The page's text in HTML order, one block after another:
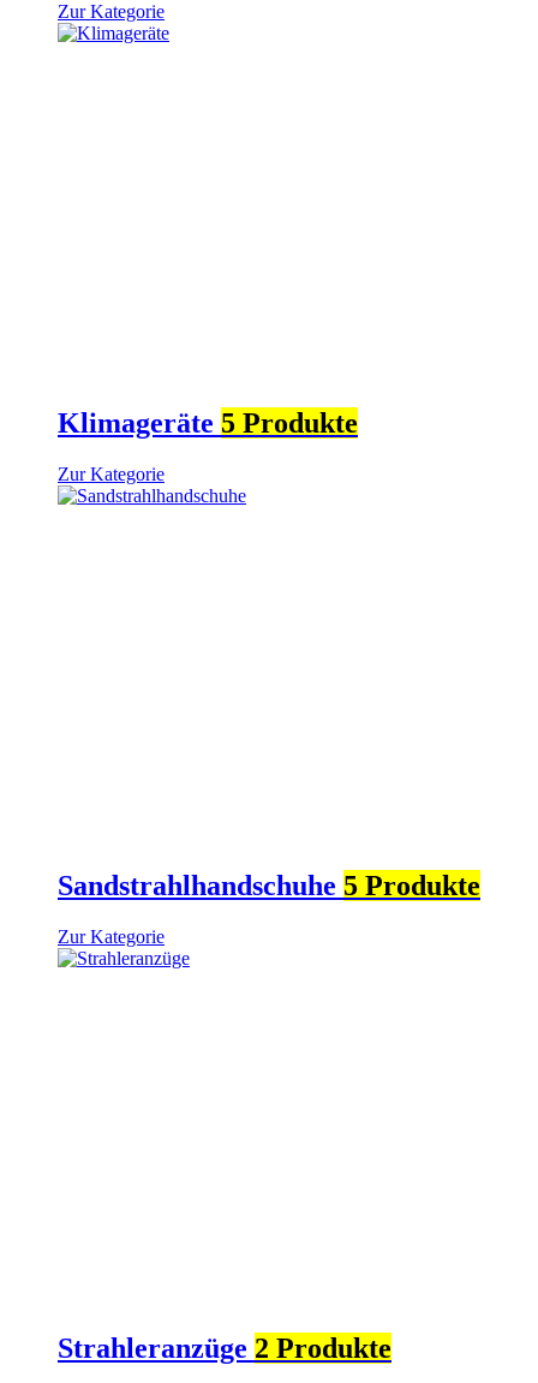
Zur Kategorie
Klimageräte 5 Produkte
Zur Kategorie
Sandstrahlhandschuhe 5 Produkte
Zur Kategorie
Strahleranzüge 2 Produkte